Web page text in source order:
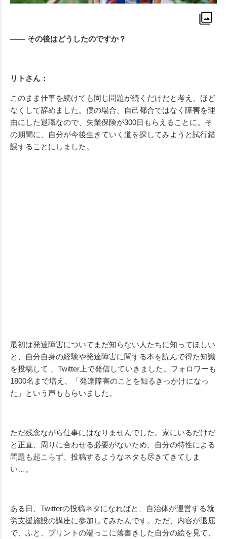
—— その後はどうしたのですか？
リトさん：
このまま仕事を続けても同じ問題が続くだけだと考え、ほど
なくして辞めました。僕の場合、自己都合ではなく障害を理
由にした退職なので、失業保険が300日もらえることに。そ
の期間に、自分が今後生きていく道を探してみようと試行錯
誤することにしました。
最初は発達障害についてまだ知らない人たちに知ってほしい
と、自分自身の経験や発達障害に関する本を読んで得た知識
を投稿して 、Twitter上で発信していきました。フォロワーも
1800名まで増え、「発達障害のことを知るきっかけになっ
た」という声ももらいました。
ただ残念ながら仕事にはなりませんでした。 家にいるだけだ
と正直、周りに合わせる必要がないため、
自分の特性による
問題も起こらず、 投稿するようなネタも尽きてきてしま
い…。
ある日、Twitterの投稿ネタになればと、自治体が運営する就
労支援施設の講座に参加してみたんです。ただ、内容が退屈
で、ふと、プリントの端っこに落書きした自分の絵を見て、